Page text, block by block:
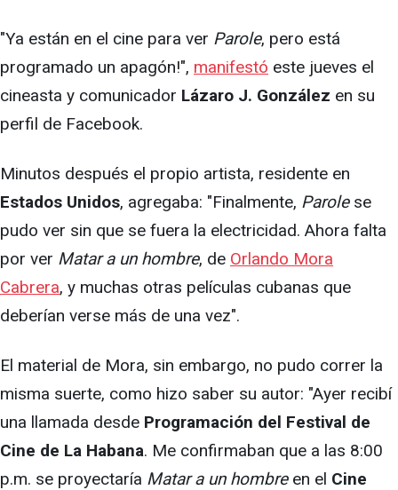
"Ya están en el cine para ver Parole, pero está
programado un apagón!", manifestó este jueves el
cineasta y comunicador Lázaro J. González en su
perfil de Facebook.
Minutos después el propio artista, residente en
Estados Unidos, agregaba: "Finalmente, Parolese
pudo ver sin que se fuera la electricidad. Ahora falta
por ver Matar a un hombre, de Orlando Mora
Cabrera, y muchas otras películas cubanas que
deberían verse más de una vez".
El material de Mora, sin embargo, no pudo correr la
misma suerte, como hizo saber su autor: "Ayer recibí
una llamada desde Programación del Festival de
Cine de La Habana. Me confirmaban que a las 8:00
p.m. se proyectaría Matar a un hombreen el Cine